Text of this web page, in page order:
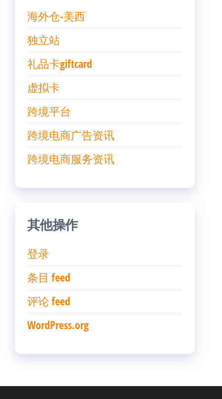
海外仓-美西
独立站
礼品卡giftcard
虚拟卡
跨境平台
跨境电商广告资讯
跨境电商服务资讯
其他操作
登录
条目 feed
评论 feed
WordPress.org